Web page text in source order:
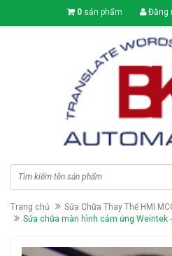
0 sản phẩm Đăng
Trang chủ
Sửa Chữa Thay Thế HMI
Sửa chữa màn hình cảm ứng Weintek